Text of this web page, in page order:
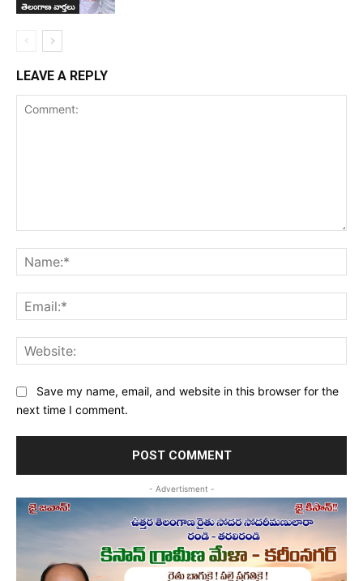
తెలంగాణ వార్తలు
LEAVE A REPLY
Save my name, email, and website in this browser for the
next time I comment.
- Advertisment -